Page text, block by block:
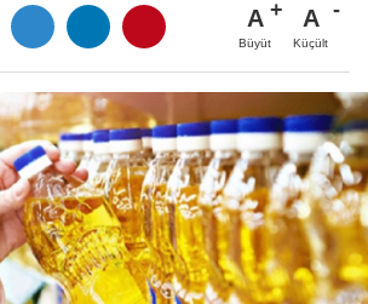
A
Büyüt
A
Küçült